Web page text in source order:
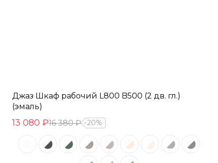
Джаз Шкаф рабочий L800 B500 (2 дв. гл.)
(эмаль)
13 080 ₽16 380 ₽ 20%